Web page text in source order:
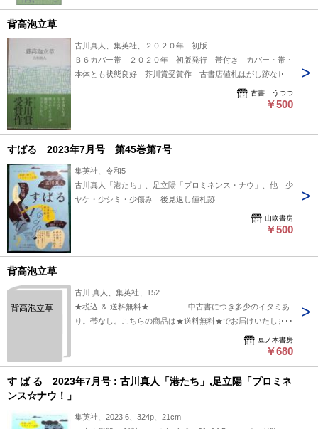
背高泡立草
古川真人、集英社、２０２０年 初版
Ｂ６カバー帯 ２０２０年 初版発行 帯付き カバー・帯・
本体とも状態良好 芥川賞受賞作 古書店値札はがし跡なし
古書 うつつ
￥500
すばる 2023年7月号 第45巻第7号
集英社、令和5
古川真人「港たち」、足立陽「プロミネンス・ナウ」、他 少
ヤケ・少シミ・少傷み 後見返し値札跡
山吹書房
￥500
背高泡立草
背高泡立草
古川 真人、集英社、152
★税込 ＆ 送料無料★ 中古書につき多少のイタミあ
り。帯なし。こちらの商品は★送料無料★でお届けいたしま
豆ノ木書房
￥680
す ば る 2023年7月号 : 古川真人「港たち」,足立陽「プロミネ
ンス☆ナウ！」
集英社、2023.6、324p、21cm